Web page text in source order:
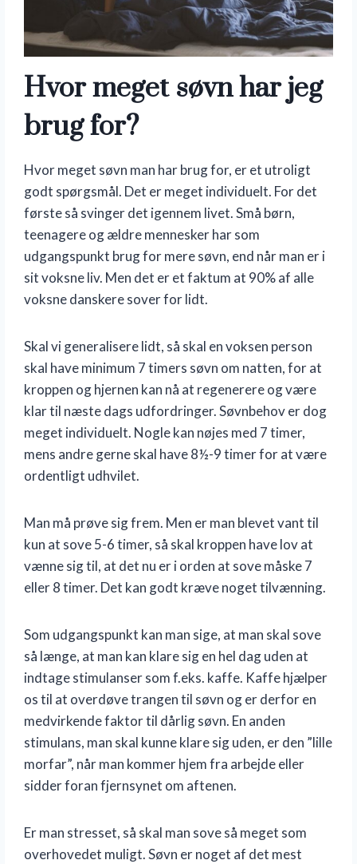
Hvor meget søvn har jeg
brug for?
Hvor meget søvn man har brug for, er et utroligt
godt spørgsmål. Det er meget individuelt. For det
første så svinger det igennem livet. Små børn,
teenagere og ældre mennesker har som
udgangspunkt brug for mere søvn, end når man er i
sit voksne liv. Men det er et faktum at 90% af alle
voksne danskere sover for lidt.
Skal vi generalisere lidt, så skal en voksen person
skal have minimum 7 timers søvn om natten, for at
kroppen og hjernen kan nå at regenerere og være
klar til næste dags udfordringer. Søvnbehov er dog
meget individuelt. Nogle kan nøjes med 7 timer,
mens andre gerne skal have 8½-9 timer for at være
ordentligt udhvilet.
Man må prøve sig frem. Men er man blevet vant til
kun at sove 5-6 timer, så skal kroppen have lov at
vænne sig til, at det nu er i orden at sove måske 7
eller 8 timer. Det kan godt kræve noget tilvænning.
Som udgangspunkt kan man sige, at man skal sove
så længe, at man kan klare sig en hel dag uden at
indtage stimulanser som f.eks. kaffe. Kaffe hjælper
os til at overdøve trangen til søvn og er derfor en
medvirkende faktor til dårlig søvn. En anden
stimulans, man skal kunne klare sig uden, er den ”lille
morfar”, når man kommer hjem fra arbejde eller
sidder foran fjernsynet om aftenen.
Er man stresset, så skal man sove så meget som
overhovedet muligt. Søvn er noget af det mest